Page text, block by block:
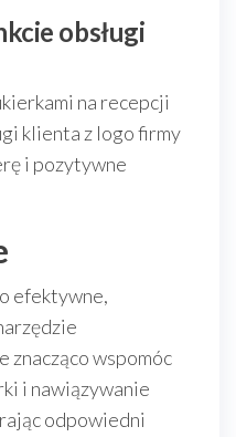
obsługi
na recepcji
klienta z logo firmy
i pozytywne
efektywne,
znacząco wspomóc
i nawiązywanie
odpowiedni